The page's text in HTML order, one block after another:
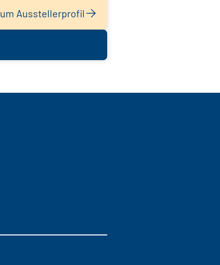
Ausstellerprofil